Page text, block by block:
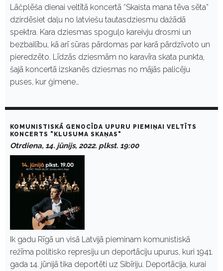
Lāčplēša dienai veltītā koncertā “Skaista mana tēva sēta”
dzirdēsiet daļu no latviešu tautasdziesmu dažādā
spektra. Kara dziesmas spoguļo kareivju drosmi un
bezbailību, kā arī sūras pārdomas par karā pārdzīvoto un
pieredzēto. Līdzās dziesmām no karavīra skata punkta,
šajā koncertā izskanēs dziesmas no mājās palicēju
puses, kur ģimene…
KOMUNISTISKĀ GENOCĪDA UPURU PIEMIŅAI VELTĪTS
KONCERTS "KLUSUMA SKAŅAS"
Otrdiena, 14. jūnijs, 2022. plkst. 19:00
Ik gadu Rīgā un visā Latvijā pieminam komunistiskā
režīma politisko represiju un deportāciju upurus, kuri 1941.
gada 14. jūnijā tika deportēti uz Sibīriju. Deportācija, kurai